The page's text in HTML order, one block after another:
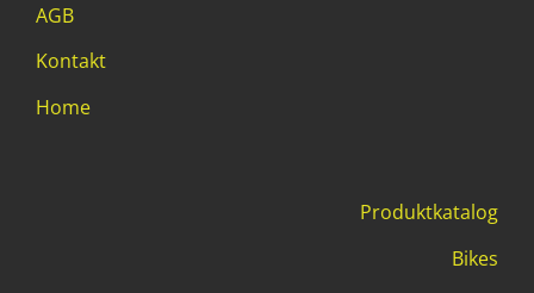
AGB
Kontakt
Home
Produktkatalog
Bikes